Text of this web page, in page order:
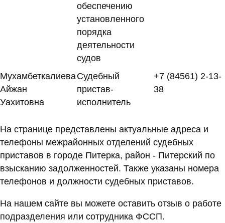
обеспечению
установленного
порядка
деятельности
судов
Мухамбеткалиева
Айжан
Уахитовна
Судебный
пристав-
исполнитель
+7 (84561) 2-13-
38
На странице представлены актуальные адреса и
телефоны межрайонных отделений судебных
приставов в городе Питерка, район - Питерский по
взысканию задолженностей. Также указаны номера
телефонов и должности судебных приставов.
На нашем сайте вы можете оставить отзыв о работе
подразделения или сотрудника ФССП.